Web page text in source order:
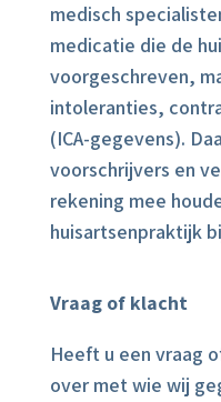
medisch
medicatie die de
voorgeschreven,
intoleranties,
(ICA-gegevens).
voorschrijvers en
rekening mee
huisartsenpraktijk
Vraag of klacht
Heeft u een vraag
over met wie wij